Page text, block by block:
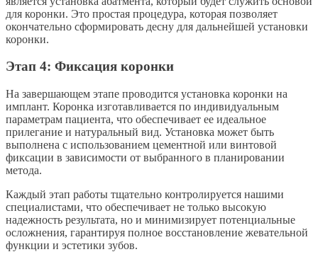
для коронки. Это простая процедура, которая позволяет
окончательно сформировать десну для дальнейшей установки
коронки.
Этап 4: Фиксация коронки
На завершающем этапе проводится установка коронки на
имплант. Коронка изготавливается по индивидуальным
параметрам пациента, что обеспечивает ее идеальное
прилегание и натуральный вид. Установка может быть
выполнена с использованием цементной или винтовой
фиксации в зависимости от выбранного в планировании
метода.
Каждый этап работы тщательно контролируется нашими
специалистами, что обеспечивает не только высокую
надежность результата, но и минимизирует потенциальные
осложнения, гарантируя полное восстановление жевательной
функции и эстетики зубов.